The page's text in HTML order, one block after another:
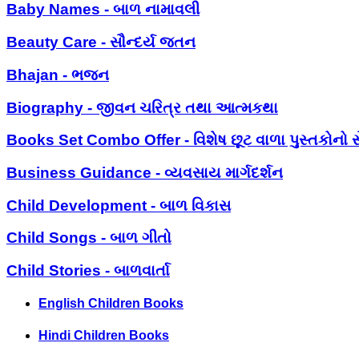
Baby Names - બાળ નામાવલી
Beauty Care - સૌન્દર્ય જતન
Bhajan - ભજન
Biography - જીવન ચરિત્ર તથા આત્મકથા
Books Set Combo Offer - વિશેષ છૂટ વાળા પુસ્તકોનો
Business Guidance - વ્યવસાય માર્ગદર્શન
Child Development - બાળ વિકાસ
Child Songs - બાળ ગીતો
Child Stories - બાળવાર્તા
English Children Books
Hindi Children Books